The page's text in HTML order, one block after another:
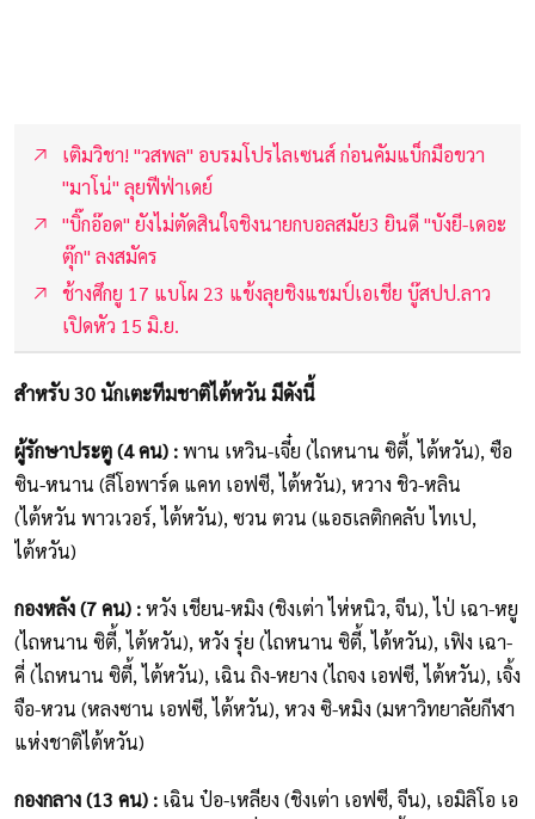
เติมวิชา! "วสพล" อบรมโปรไลเซนส์ ก่อนคัมแบ็กมือขวา
"มาโน่" ลุยฟีฟ่าเดย์
"บิ๊กอ๊อด" ยังไม่ตัดสินใจชิงนายกบอลสมัย3 ยินดี "บังยี-เดอะ
ตุ๊ก" ลงสมัคร
ช้างศึกยู 17 แบโผ 23 แข้งลุยชิงแชมป์เอเชีย บู๊สปป.ลาว
เปิดหัว 15 มิ.ย.
สำหรับ 30 นักเตะทีมชาติไต้หวัน มีดังนี้
ผู้รักษาประตู (4 คน) :พาน เหวิน-เจี๋ย (ไถหนาน ซิตี้, ไต้หวัน), ซือ
ซิน-หนาน (ลีโอพาร์ด แคท เอฟซี, ไต้หวัน), หวาง ชิว-หลิน
(ไต้หวัน พาวเวอร์, ไต้หวัน), ซวน ตวน (แอธเลติกคลับ ไทเป,
ไต้หวัน)
กองหลัง (7 คน) :หวัง เชียน-หมิง (ชิงเต่า ไห่หนิว, จีน), ไป่ เฉา-หยู
(ไถหนาน ซิตี้, ไต้หวัน), หวัง รุ่ย (ไถหนาน ซิตี้, ไต้หวัน), เฟิง เฉา-
คี่ (ไถหนาน ซิตี้, ไต้หวัน), เฉิน ถิง-หยาง (ไถจง เอฟซี, ไต้หวัน), เจิ้ง
จือ-หวน (หลงซาน เอฟซี, ไต้หวัน), หวง ซิ-หมิง (มหาวิทยาลัยกีฬา
แห่งชาติไต้หวัน)
กองกลาง (13 คน) : เฉิน ป๋อ-เหลียง (ชิงเต่า เอฟซี, จีน), เอมิลิโอ เอ